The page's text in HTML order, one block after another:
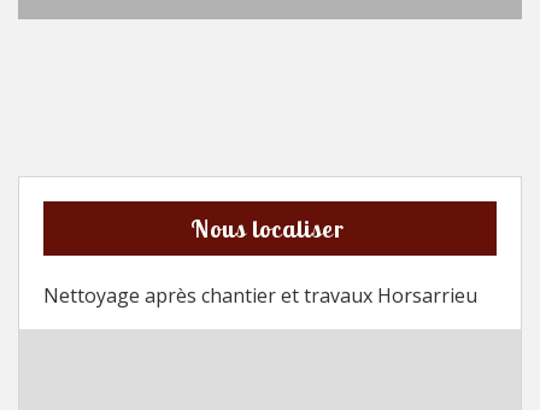
Nous localiser
Nettoyage après chantier et travaux Horsarrieu